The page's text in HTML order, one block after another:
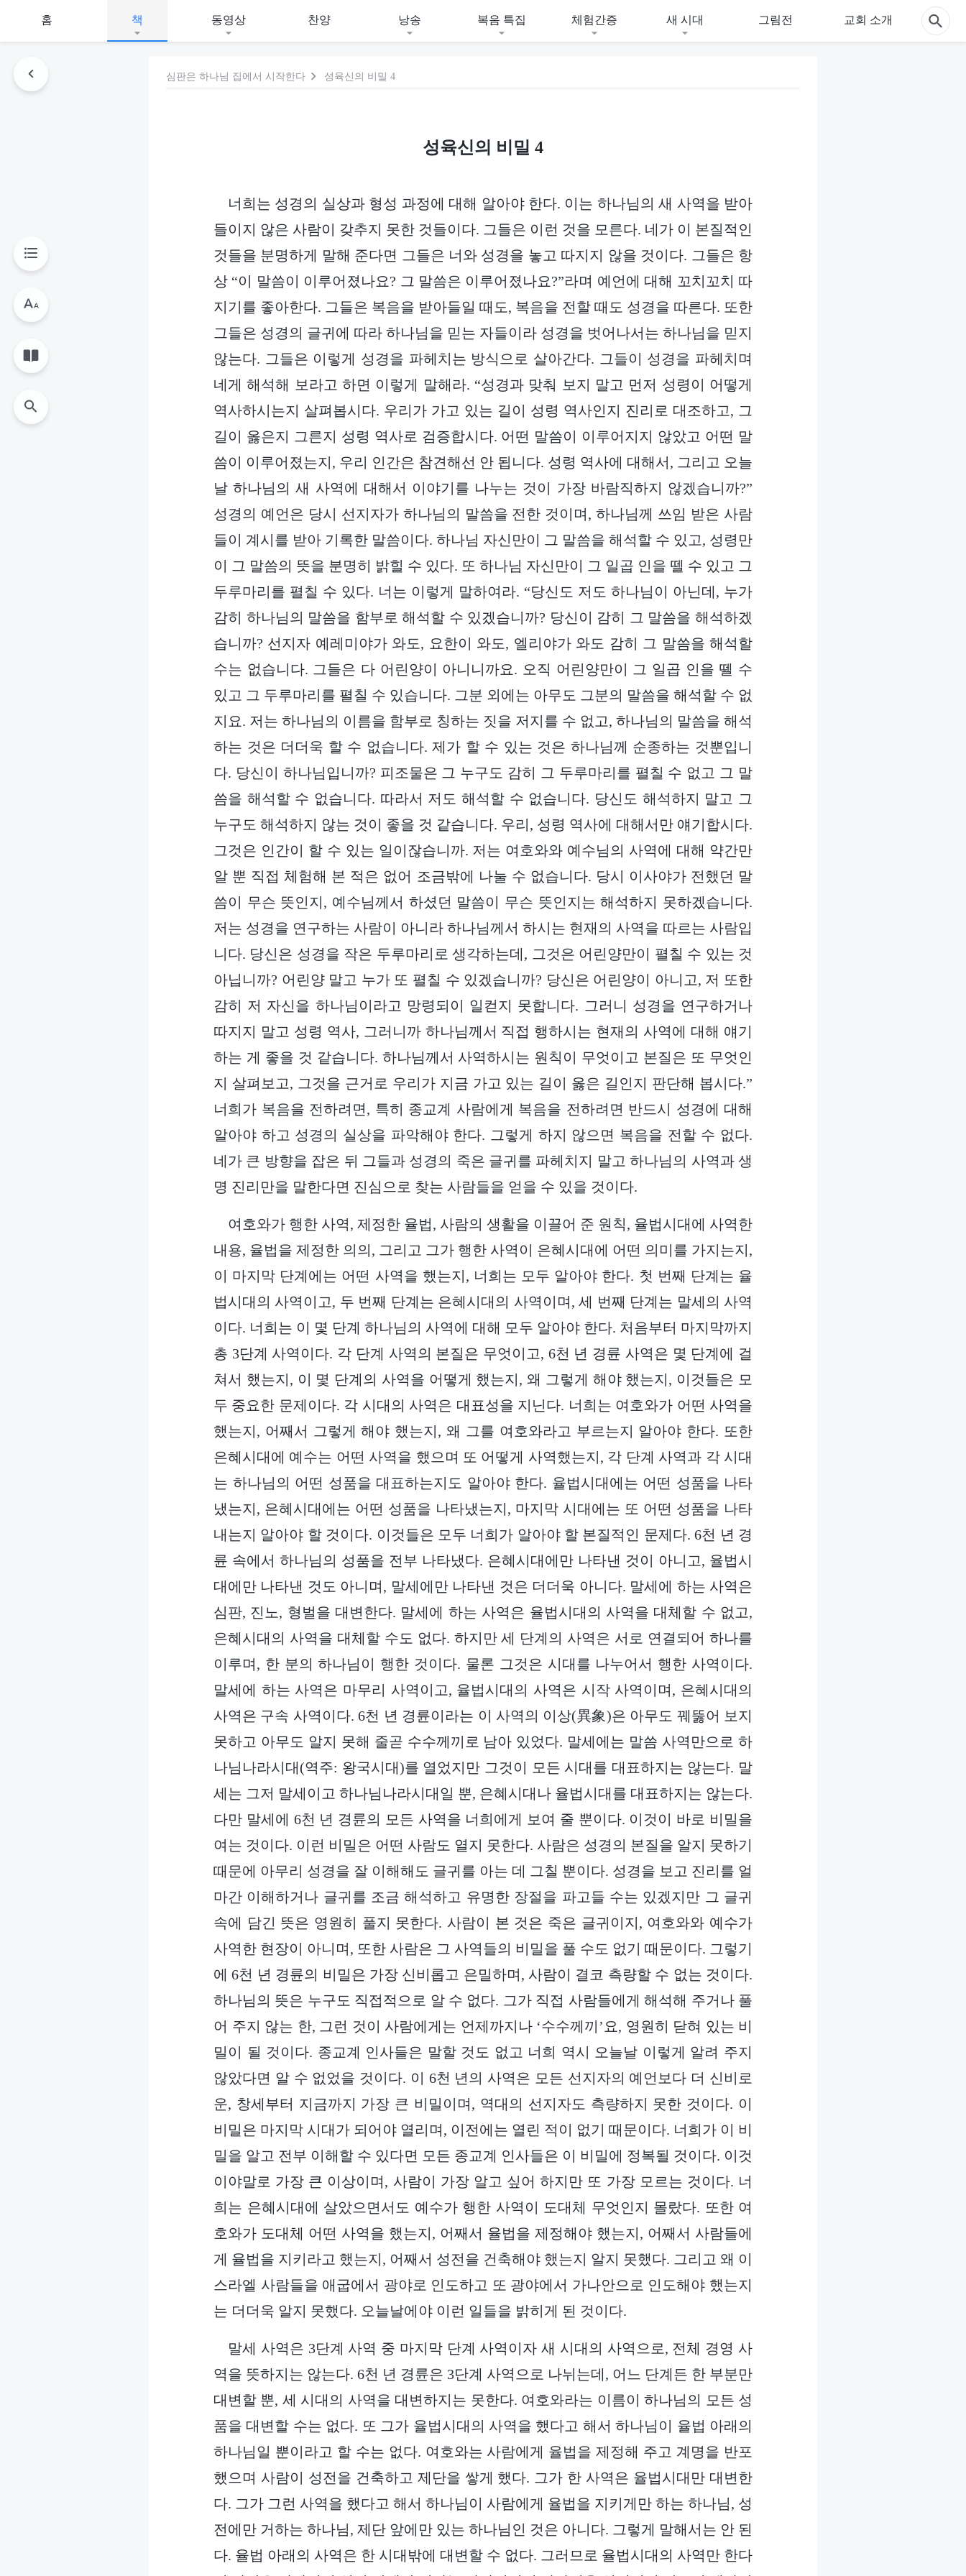
홈 책 동영상 찬양 낭송 복음 특집 체험간증 새 시대 그림전 교회 소개
심판은 하나님 집에서 시작한다 성육신의 비밀 4
성육신의 비밀 4
너희는 성경의 실상과 형성 과정에 대해 알아야 한다. 이는 하나님의 새 사역을 받아
들이지 않은 사람이 갖추지 못한 것들이다. 그들은 이런 것을 모른다. 네가 이 본질적인
것들을 분명하게 말해 준다면 그들은 너와 성경을 놓고 따지지 않을 것이다. 그들은 항
상 “이 말씀이 이루어졌나요? 그 말씀은 이루어졌나요?”라며 예언에 대해 꼬치꼬치 따
지기를 좋아한다. 그들은 복음을 받아들일 때도, 복음을 전할 때도 성경을 따른다. 또한
그들은 성경의 글귀에 따라 하나님을 믿는 자들이라 성경을 벗어나서는 하나님을 믿지
않는다. 그들은 이렇게 성경을 파헤치는 방식으로 살아간다. 그들이 성경을 파헤치며
네게 해석해 보라고 하면 이렇게 말해라. “성경과 맞춰 보지 말고 먼저 성령이 어떻게
역사하시는지 살펴봅시다. 우리가 가고 있는 길이 성령 역사인지 진리로 대조하고, 그
길이 옳은지 그른지 성령 역사로 검증합시다. 어떤 말씀이 이루어지지 않았고 어떤 말
씀이 이루어졌는지, 우리 인간은 참견해선 안 됩니다. 성령 역사에 대해서, 그리고 오늘
날 하나님의 새 사역에 대해서 이야기를 나누는 것이 가장 바람직하지 않겠습니까?”
성경의 예언은 당시 선지자가 하나님의 말씀을 전한 것이며, 하나님께 쓰임 받은 사람
들이 계시를 받아 기록한 말씀이다. 하나님 자신만이 그 말씀을 해석할 수 있고, 성령만
이 그 말씀의 뜻을 분명히 밝힐 수 있다. 또 하나님 자신만이 그 일곱 인을 뗄 수 있고 그
두루마리를 펼칠 수 있다. 너는 이렇게 말하여라. “당신도 저도 하나님이 아닌데, 누가
감히 하나님의 말씀을 함부로 해석할 수 있겠습니까? 당신이 감히 그 말씀을 해석하겠
습니까? 선지자 예레미야가 와도, 요한이 와도, 엘리야가 와도 감히 그 말씀을 해석할
수는 없습니다. 그들은 다 어린양이 아니니까요. 오직 어린양만이 그 일곱 인을 뗄 수
있고 그 두루마리를 펼칠 수 있습니다. 그분 외에는 아무도 그분의 말씀을 해석할 수 없
지요. 저는 하나님의 이름을 함부로 칭하는 짓을 저지를 수 없고, 하나님의 말씀을 해석
하는 것은 더더욱 할 수 없습니다. 제가 할 수 있는 것은 하나님께 순종하는 것뿐입니
다. 당신이 하나님입니까? 피조물은 그 누구도 감히 그 두루마리를 펼칠 수 없고 그 말
씀을 해석할 수 없습니다. 따라서 저도 해석할 수 없습니다. 당신도 해석하지 말고 그
누구도 해석하지 않는 것이 좋을 것 같습니다. 우리, 성령 역사에 대해서만 얘기합시다.
그것은 인간이 할 수 있는 일이잖습니까. 저는 여호와와 예수님의 사역에 대해 약간만
알 뿐 직접 체험해 본 적은 없어 조금밖에 나눌 수 없습니다. 당시 이사야가 전했던 말
씀이 무슨 뜻인지, 예수님께서 하셨던 말씀이 무슨 뜻인지는 해석하지 못하겠습니다.
저는 성경을 연구하는 사람이 아니라 하나님께서 하시는 현재의 사역을 따르는 사람입
니다. 당신은 성경을 작은 두루마리로 생각하는데, 그것은 어린양만이 펼칠 수 있는 것
아닙니까? 어린양 말고 누가 또 펼칠 수 있겠습니까? 당신은 어린양이 아니고, 저 또한
감히 저 자신을 하나님이라고 망령되이 일컫지 못합니다. 그러니 성경을 연구하거나
따지지 말고 성령 역사, 그러니까 하나님께서 직접 행하시는 현재의 사역에 대해 얘기
하는 게 좋을 것 같습니다. 하나님께서 사역하시는 원칙이 무엇이고 본질은 또 무엇인
지 살펴보고, 그것을 근거로 우리가 지금 가고 있는 길이 옳은 길인지 판단해 봅시다.”
너희가 복음을 전하려면, 특히 종교계 사람에게 복음을 전하려면 반드시 성경에 대해
알아야 하고 성경의 실상을 파악해야 한다. 그렇게 하지 않으면 복음을 전할 수 없다.
네가 큰 방향을 잡은 뒤 그들과 성경의 죽은 글귀를 파헤치지 말고 하나님의 사역과 생
명 진리만을 말한다면 진심으로 찾는 사람들을 얻을 수 있을 것이다.
여호와가 행한 사역, 제정한 율법, 사람의 생활을 이끌어 준 원칙, 율법시대에 사역한
내용, 율법을 제정한 의의, 그리고 그가 행한 사역이 은혜시대에 어떤 의미를 가지는지,
이 마지막 단계에는 어떤 사역을 했는지, 너희는 모두 알아야 한다. 첫 번째 단계는 율
법시대의 사역이고, 두 번째 단계는 은혜시대의 사역이며, 세 번째 단계는 말세의 사역
이다. 너희는 이 몇 단계 하나님의 사역에 대해 모두 알아야 한다. 처음부터 마지막까지
총 3단계 사역이다. 각 단계 사역의 본질은 무엇이고, 6천 년 경륜 사역은 몇 단계에 걸
쳐서 했는지, 이 몇 단계의 사역을 어떻게 했는지, 왜 그렇게 해야 했는지, 이것들은 모
두 중요한 문제이다. 각 시대의 사역은 대표성을 지닌다. 너희는 여호와가 어떤 사역을
했는지, 어째서 그렇게 해야 했는지, 왜 그를 여호와라고 부르는지 알아야 한다. 또한
은혜시대에 예수는 어떤 사역을 했으며 또 어떻게 사역했는지, 각 단계 사역과 각 시대
는 하나님의 어떤 성품을 대표하는지도 알아야 한다. 율법시대에는 어떤 성품을 나타
냈는지, 은혜시대에는 어떤 성품을 나타냈는지, 마지막 시대에는 또 어떤 성품을 나타
내는지 알아야 할 것이다. 이것들은 모두 너희가 알아야 할 본질적인 문제다. 6천 년 경
륜 속에서 하나님의 성품을 전부 나타냈다. 은혜시대에만 나타낸 것이 아니고, 율법시
대에만 나타낸 것도 아니며, 말세에만 나타낸 것은 더더욱 아니다. 말세에 하는 사역은
심판, 진노, 형벌을 대변한다. 말세에 하는 사역은 율법시대의 사역을 대체할 수 없고,
은혜시대의 사역을 대체할 수도 없다. 하지만 세 단계의 사역은 서로 연결되어 하나를
이루며, 한 분의 하나님이 행한 것이다. 물론 그것은 시대를 나누어서 행한 사역이다.
말세에 하는 사역은 마무리 사역이고, 율법시대의 사역은 시작 사역이며, 은혜시대의
사역은 구속 사역이다. 6천 년 경륜이라는 이 사역의 이상(異象)은 아무도 꿰뚫어 보지
못하고 아무도 알지 못해 줄곧 수수께끼로 남아 있었다. 말세에는 말씀 사역만으로 하
나님나라시대(역주: 왕국시대)를 열었지만 그것이 모든 시대를 대표하지는 않는다. 말
세는 그저 말세이고 하나님나라시대일 뿐, 은혜시대나 율법시대를 대표하지는 않는다.
다만 말세에 6천 년 경륜의 모든 사역을 너희에게 보여 줄 뿐이다. 이것이 바로 비밀을
여는 것이다. 이런 비밀은 어떤 사람도 열지 못한다. 사람은 성경의 본질을 알지 못하기
때문에 아무리 성경을 잘 이해해도 글귀를 아는 데 그칠 뿐이다. 성경을 보고 진리를 얼
마간 이해하거나 글귀를 조금 해석하고 유명한 장절을 파고들 수는 있겠지만 그 글귀
속에 담긴 뜻은 영원히 풀지 못한다. 사람이 본 것은 죽은 글귀이지, 여호와와 예수가
사역한 현장이 아니며, 또한 사람은 그 사역들의 비밀을 풀 수도 없기 때문이다. 그렇기
에 6천 년 경륜의 비밀은 가장 신비롭고 은밀하며, 사람이 결코 측량할 수 없는 것이다.
하나님의 뜻은 누구도 직접적으로 알 수 없다. 그가 직접 사람들에게 해석해 주거나 풀
어 주지 않는 한, 그런 것이 사람에게는 언제까지나 ‘수수께끼’요, 영원히 닫혀 있는 비
밀이 될 것이다. 종교계 인사들은 말할 것도 없고 너희 역시 오늘날 이렇게 알려 주지
않았다면 알 수 없었을 것이다. 이 6천 년의 사역은 모든 선지자의 예언보다 더 신비로
운, 창세부터 지금까지 가장 큰 비밀이며, 역대의 선지자도 측량하지 못한 것이다. 이
비밀은 마지막 시대가 되어야 열리며, 이전에는 열린 적이 없기 때문이다. 너희가 이 비
밀을 알고 전부 이해할 수 있다면 모든 종교계 인사들은 이 비밀에 정복될 것이다. 이것
이야말로 가장 큰 이상이며, 사람이 가장 알고 싶어 하지만 또 가장 모르는 것이다. 너
희는 은혜시대에 살았으면서도 예수가 행한 사역이 도대체 무엇인지 몰랐다. 또한 여
호와가 도대체 어떤 사역을 했는지, 어째서 율법을 제정해야 했는지, 어째서 사람들에
게 율법을 지키라고 했는지, 어째서 성전을 건축해야 했는지 알지 못했다. 그리고 왜 이
스라엘 사람들을 애굽에서 광야로 인도하고 또 광야에서 가나안으로 인도해야 했는지
는 더더욱 알지 못했다. 오늘날에야 이런 일들을 밝히게 된 것이다.
말세 사역은 3단계 사역 중 마지막 단계 사역이자 새 시대의 사역으로, 전체 경영 사
역을 뜻하지는 않는다. 6천 년 경륜은 3단계 사역으로 나뉘는데, 어느 단계든 한 부분만
대변할 뿐, 세 시대의 사역을 대변하지는 못한다. 여호와라는 이름이 하나님의 모든 성
품을 대변할 수는 없다. 또 그가 율법시대의 사역을 했다고 해서 하나님이 율법 아래의
하나님일 뿐이라고 할 수는 없다. 여호와는 사람에게 율법을 제정해 주고 계명을 반포
했으며 사람이 성전을 건축하고 제단을 쌓게 했다. 그가 한 사역은 율법시대만 대변한
다. 그가 그런 사역을 했다고 해서 하나님이 사람에게 율법을 지키게만 하는 하나님, 성
전에만 거하는 하나님, 제단 앞에만 있는 하나님인 것은 아니다. 그렇게 말해서는 안 된
다. 율법 아래의 사역은 한 시대밖에 대변할 수 없다. 그러므로 율법시대의 사역만 한다